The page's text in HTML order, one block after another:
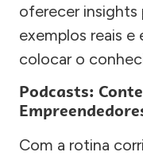
oferecer insights
exemplos reais e
colocar o
Podcasts:
Com a rotina